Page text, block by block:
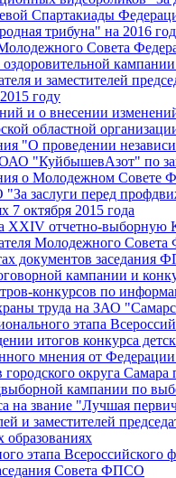
Спартакиады
трибуна" на 2016 год
Совета
и заместителей
году
и о внесении
областной
"О проведении
"КуйбышевАзот" по
о Молодежном Совете
заслуги перед
7 октября 2015 года
XXIV отчетно-
Молодежного Совета
документов заседания
кампании и
конкурсов по
труда на ЗАО
этапа
итогов конкурса
мнения от
округа Самара
кампании по
на звание "Лучшая
и заместителей
этапа
Совета ФПСО